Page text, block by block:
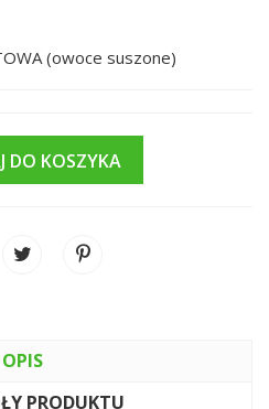
(owoce suszone)
DO KOSZYKA
OPIS
PRODUKTU